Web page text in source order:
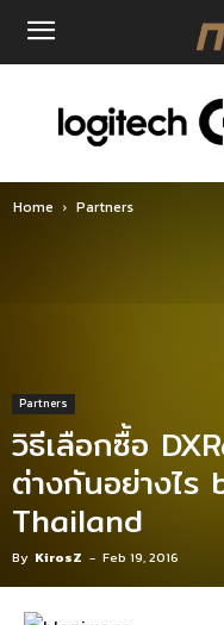
Home Partners
Partners
วิธีเลือกซื้อ
ต่างกันอย่างไร
Thailand
By KirosZ - Feb 19, 2016